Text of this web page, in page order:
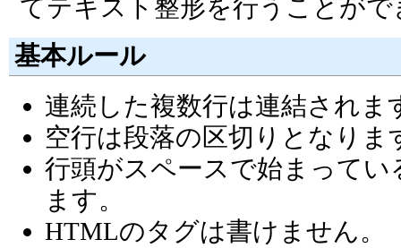
てテキスト整形を行うことがで
基本ルール
連続した複数行は連結されま
空行は段落の区切りとなりま
行頭がスペースで始まって
ます。
HTMLのタグは書けません。